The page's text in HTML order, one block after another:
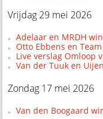
Vrijdag 29 mei 2026
Adelaar en MRDH
Otto Ebbens en
Live verslag Omloop
Van der Tuuk en
Zondag 17 mei 2026
Van den Boogaard